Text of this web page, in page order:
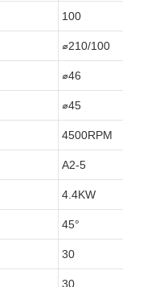
100
⌀210/100
⌀46
⌀45
4500RPM
A2-5
4.4KW
45°
30
30